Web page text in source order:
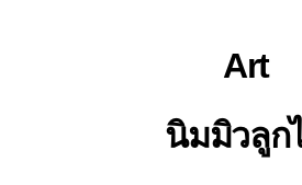
Art
นิมมิวลูก